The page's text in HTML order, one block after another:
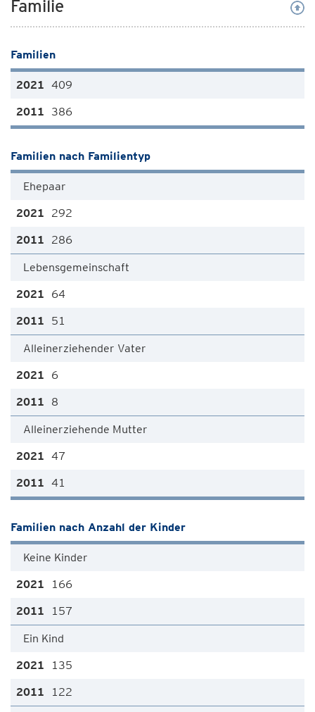
Familie
Familien
409
386
Familien nach Familientyp
Ehepaar
292
286
Lebensgemeinschaft
64
51
Alleinerziehender Vater
6
8
Alleinerziehende Mutter
47
41
Familien nach Anzahl der Kinder
Keine Kinder
166
157
Ein Kind
135
122